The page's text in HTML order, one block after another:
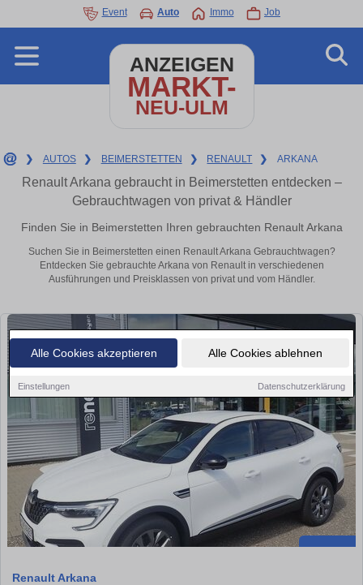
Alle Cookies akzeptieren Alle Cookies ablehnen
Einstellungen Datenschutzerklärung
Event Auto Immo Job
ANZEIGEN
MARKT-
NEU-ULM
❯ AUTOS ❯ BEIMERSTETTEN ❯ RENAULT ❯ ARKANA
Renault Arkana gebraucht in Beimerstetten entdecken –
Gebrauchtwagen von privat & Händler
Finden Sie in Beimerstetten Ihren gebrauchten Renault Arkana
Suchen Sie in Beimerstetten einen Renault Arkana Gebrauchtwagen?
Entdecken Sie gebrauchte Arkana von Renault in verschiedenen
Ausführungen und Preisklassen von privat und vom Händler.
Renault Arkana